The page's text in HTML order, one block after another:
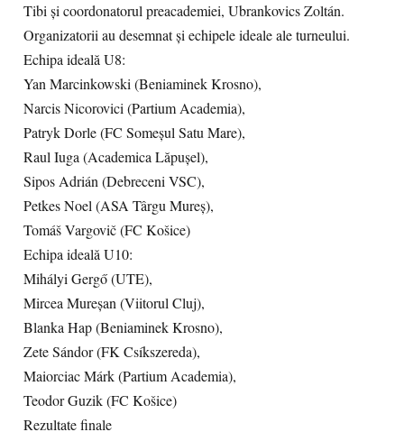
Tibi și coordonatorul preacademiei, Ubrankovics Zoltán.
Organizatorii au desemnat și echipele ideale ale turneului.
Echipa ideală U8:
Yan Marcinkowski (Beniaminek Krosno),
Narcis Nicorovici (Partium Academia),
Patryk Dorle (FC Someșul Satu Mare),
Raul Iuga (Academica Lăpușel),
Sipos Adrián (Debreceni VSC),
Petkes Noel (ASA Târgu Mureș),
Tomáš Vargovič (FC Košice)
Echipa ideală U10:
Mihályi Gergő (UTE),
Mircea Mureșan (Viitorul Cluj),
Blanka Hap (Beniaminek Krosno),
Zete Sándor (FK Csíkszereda),
Maiorciac Márk (Partium Academia),
Teodor Guzik (FC Košice)
Rezultate finale